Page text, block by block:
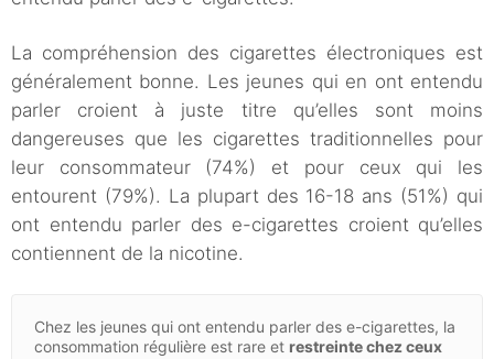
La compréhension des cigarettes électroniques est
généralement bonne. Les jeunes qui en ont entendu
parler croient à juste titre qu’elles sont moins
dangereuses que les cigarettes traditionnelles pour
leur consommateur (74%) et pour ceux qui les
entourent (79%). La plupart des 16-18 ans (51%) qui
ont entendu parler des e-cigarettes croient qu’elles
contiennent de la nicotine.
Chez les jeunes qui ont entendu parler des e-cigarettes, la
consommation régulière est rare et restreinte chez ceux